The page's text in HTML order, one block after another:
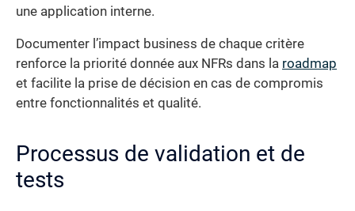
une application interne.
Documenter l’impact business de chaque critère
renforce la priorité donnée aux NFRs dans la roadmap
et facilite la prise de décision en cas de compromis
entre fonctionnalités et qualité.
Processus de validation et de
tests